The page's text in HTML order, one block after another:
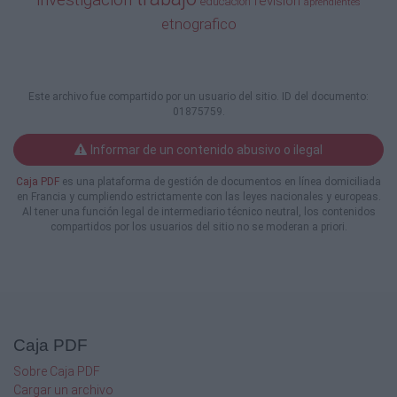
habilidades para el aprendizaje.
1. Preparación y planificación:
Planificación detallada: Elaborar un plan detallado de
sesión, incluyendo tiempos estimados para cada
2. Creación de ambientes de aprendizajes
Dinámicas de grupo: Utilizar dinámicas en el aula que
habilidades intelectuales, operativas y perceptivas.
Espacios de discusión: Crear foros de discusión en
permiten) y en clase para que los aprendientes
experiencias.
aprendientes comprometidos.
4. Fomento de la reflexión crítica:
Diarios reflexivos: Animar a los aprendientes a elaborar
aprendientes
etnografico
Este archivo fue compartido por un usuario del sitio. ID del documento:
01875759.
Informar de un contenido abusivo o ilegal
Caja PDF es una plataforma de gestión de documentos en línea domiciliada
en Francia y cumpliendo estrictamente con las leyes nacionales y europeas.
Al tener una función legal de intermediario técnico neutral, los contenidos
compartidos por los usuarios del sitio no se moderan a priori.
Caja PDF
Sobre Caja PDF
Cargar un archivo